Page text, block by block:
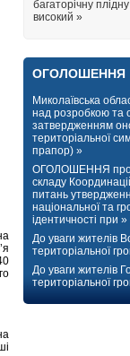
багаторічну
високий »
ОГОЛОШЕННЯ
Миколаївська
над розробкою та
затвердженням
територіальної
прапор) »
ОГОЛОШЕННЯ про
складу
питань
національної та
ідентичності при »
До уваги жителів
територіальної
До уваги жителів
територіальної